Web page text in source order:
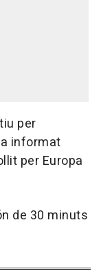
per
informat
per Europa
de 30 minuts